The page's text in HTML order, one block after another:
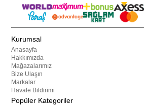
Kurumsal
Anasayfa
Hakkımızda
Mağazalarımız
Bize Ulaşın
Markalar
Havale Bildirimi
Popüler Kategoriler